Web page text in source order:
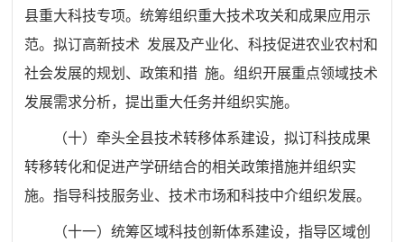
县重大科技专项。统筹组织重大技术攻关和成果应用示
范。拟订高新技术 发展及产业化、科技促进农业农村和
社会发展的规划、政策和措 施。组织开展重点领域技术
发展需求分析，提出重大任务并组织实施。
（十）牵头全县技术转移体系建设，拟订科技成果
转移转化和促进产学研结合的相关政策措施并组织实
施。指导科技服务业、技术市场和科技中介组织发展。
（十一）统筹区域科技创新体系建设，指导区域创